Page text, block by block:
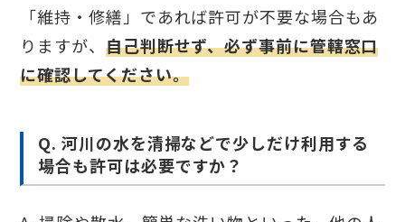
「維持・修繕」であれば許可が不要な場合もあ
りますが、 自己判断せず、必ず事前に管轄窓口
に確認してください。
Q. 河川の水を清掃などで少しだけ利用する
場合も許可は必要ですか？